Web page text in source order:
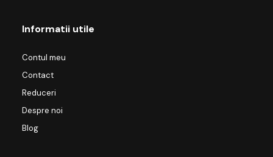
Informatii utile
Contul meu
Contact
Reduceri
Despre noi
Blog